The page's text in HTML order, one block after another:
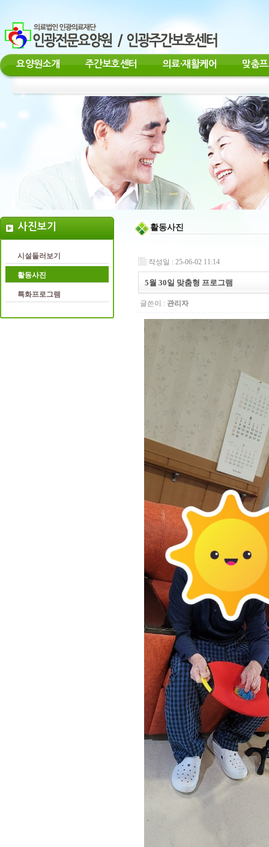
요양원소개 주간보호센터 의료·재활케어 맞춤
사진보기
시설둘러보기
활동사진
특화프로그램
활동사진
작성일 : 25-06-02 11:14
5월 30일 맞춤형 프로그램
글쓴이 : 관리자